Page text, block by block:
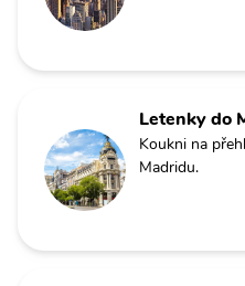
Letenky do
Koukni na
Madridu.